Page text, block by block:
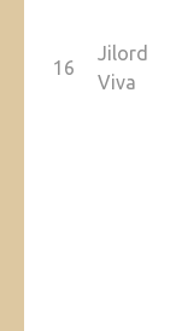
16
Jilord
Viva